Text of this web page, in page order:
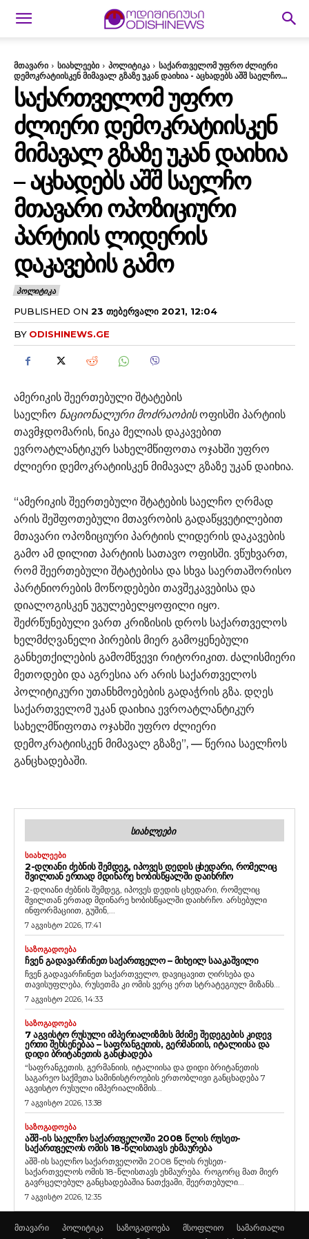
მთავარი სიახლეები პოლიტიკა
საქართველომ უფრო ძლიერი
დემოკრატიისკენ მიმავალ გზაზე უკან დაიხია - აცხადებს აშშ საელჩო...
ᲡᲐᲥᲐᲠᲗᲕᲔᲚᲝᲛ ᲣᲤᲠᲝ
ᲫᲚᲘᲔᲠᲘ ᲓᲔᲛᲝᲙᲠᲐᲢᲘᲘᲡᲙᲔᲜ
ᲛᲘᲛᲐᲕᲐᲚ ᲒᲖᲐᲖᲔ ᲣᲙᲐᲜ ᲓᲐᲘᲮᲘᲐ
– ᲐᲪᲮᲐᲓᲔᲑᲡ ᲐᲨᲨ ᲡᲐᲔᲚᲩᲝ
ᲛᲗᲐᲕᲐᲠᲘ ᲝᲞᲝᲖᲘᲪᲘᲣᲠᲘ
ᲞᲐᲠᲢᲘᲘᲡ ᲚᲘᲓᲔᲠᲘᲡ
ᲓᲐᲙᲐᲕᲔᲑᲘᲡ ᲒᲐᲛᲝ
ᲞᲝᲚᲘᲢᲘᲙᲐ
PUBLISHED ON 23 ᲗᲔᲑᲔᲠᲕᲐᲚᲘ 2021, 12:04
BY ODISHINEWS.GE
ამერიკის შეერთებული შტატების
საელჩო ნაციონალური მოძრაობისოფისში პარტიის
თავმჯდომარის, ნიკა მელიას დაკავებით
ევროატლანტიკურ სახელმწიფოთა ოჯახში უფრო
ძლიერი დემოკრატიისკენ მიმავალ გზაზე უკან დაიხია.
“ამერიკის შეერთებული შტატების საელჩო ღრმად
არის შეშფოთებული მთავრობის გადაწყვეტილებით
მთავარი ოპოზიციური პარტიის ლიდერის დაკავების
გამო ამ დილით პარტიის სათავო ოფისში. ვწუხვართ,
რომ შეერთებული შტატებისა და სხვა საერთაშორისო
პარტნიორების მოწოდებები თავშეკავებისა და
დიალოგისკენ უგულებელყოფილი იყო.
შეძრწუნებული ვართ კრიზისის დროს საქართველოს
ხელმძღვანელი პირების მიერ გამოყენებული
განხეთქილების გამომწვევი რიტორიკით. ძალისმიერი
მეთოდები და აგრესია არ არის საქართველოს
პოლიტიკური უთანხმოებების გადაჭრის გზა. დღეს
საქართველომ უკან დაიხია ევროატლანტიკურ
სახელმწიფოთა ოჯახში უფრო ძლიერი
დემოკრატიისკენ მიმავალ გზაზე”, — წერია საელჩოს
განცხადებაში.
ᲡᲘᲐᲮᲚᲔᲔᲑᲘ
ᲡᲘᲐᲮᲚᲔᲔᲑᲘ
2-ᲓᲦᲘᲐᲜᲘ ᲫᲔᲑᲜᲘᲡ ᲨᲔᲛᲓᲔᲒ, ᲘᲞᲝᲕᲔᲡ ᲓᲔᲓᲘᲡ ᲪᲮᲔᲓᲐᲠᲘ, ᲠᲝᲛᲔᲚᲘᲪ
ᲨᲕᲘᲚᲗᲐᲜ ᲔᲠᲗᲐᲓ ᲛᲓᲘᲜᲐᲠᲔ ᲮᲝᲑᲘᲡᲬᲧᲐᲚᲨᲘ ᲓᲐᲘᲮᲠᲩᲝ
2-დღიანი ძებნის შემდეგ, იპოვეს დედის ცხედარი, რომელიც
შვილთან ერთად მდინარე ხობისწყალში დაიხრჩო. არსებული
ინფორმაციით, გუშინ,...
7 აგვისტო 2026, 17:41
ᲡᲐᲖᲝᲒᲐᲓᲝᲔᲑᲐ
ᲩᲕᲔᲜ ᲒᲐᲓᲐᲕᲐᲠᲩᲘᲜᲔᲗ ᲡᲐᲥᲐᲠᲗᲕᲔᲚᲝ – ᲛᲘᲮᲔᲘᲚ ᲡᲐᲐᲙᲐᲨᲕᲘᲚᲘ
ჩვენ გადავარჩინეთ საქართველო, დავიცავით ღირსება და
თავისუფლება, რუსეთმა კი ომის ვერც ერთ სტრატეგიულ მიზანს...
7 აგვისტო 2026, 14:33
ᲡᲐᲖᲝᲒᲐᲓᲝᲔᲑᲐ
7 ᲐᲒᲕᲘᲡᲢᲝ ᲠᲣᲡᲣᲚᲘ ᲘᲛᲞᲔᲠᲘᲐᲚᲘᲖᲛᲘᲡ ᲛᲫᲘᲛᲔ ᲨᲔᲓᲔᲒᲔᲑᲘᲡ ᲙᲘᲓᲔᲕ
ᲔᲠᲗᲘ ᲨᲔᲮᲡᲔᲜᲔᲑᲐᲐ – ᲡᲐᲤᲠᲐᲜᲒᲔᲗᲘᲡ, ᲒᲔᲠᲛᲐᲜᲘᲘᲡ, ᲘᲢᲐᲚᲘᲘᲡᲐ ᲓᲐ
ᲓᲘᲓᲘ ᲑᲠᲘᲢᲐᲜᲔᲗᲘᲡ ᲒᲐᲜᲪᲮᲐᲓᲔᲑᲐ
“საფრანგეთის, გერმანიის, იტალიისა და დიდი ბრიტანეთის
საგარეო საქმეთა სამინისტროების ერთობლივი განცხადება 7
აგვისტო რუსული იმპერიალიზმის...
7 აგვისტო 2026, 13:38
ᲡᲐᲖᲝᲒᲐᲓᲝᲔᲑᲐ
ᲐᲨᲨ-ᲘᲡ ᲡᲐᲔᲚᲩᲝ ᲡᲐᲥᲐᲠᲗᲕᲔᲚᲝᲨᲘ 2008 ᲬᲚᲘᲡ ᲠᲣᲡᲔᲗ-
ᲡᲐᲥᲐᲠᲗᲕᲔᲚᲝᲡ ᲝᲛᲘᲡ 18-ᲬᲚᲘᲡᲗᲐᲕᲡ ᲔᲮᲛᲐᲣᲠᲔᲑᲐ
აშშ-ის საელჩო საქართველოში 2008 წლის რუსეთ-
საქართველოს ომის 18-წლისთავს ეხმაურება. როგორც მათ მიერ
გავრცელებულ განცხადებაშია ნათქვამი, შეერთებული...
7 აგვისტო 2026, 12:35
მთავარი პოლიტიკა საზოგადოება მსოფლიო
სამართალი